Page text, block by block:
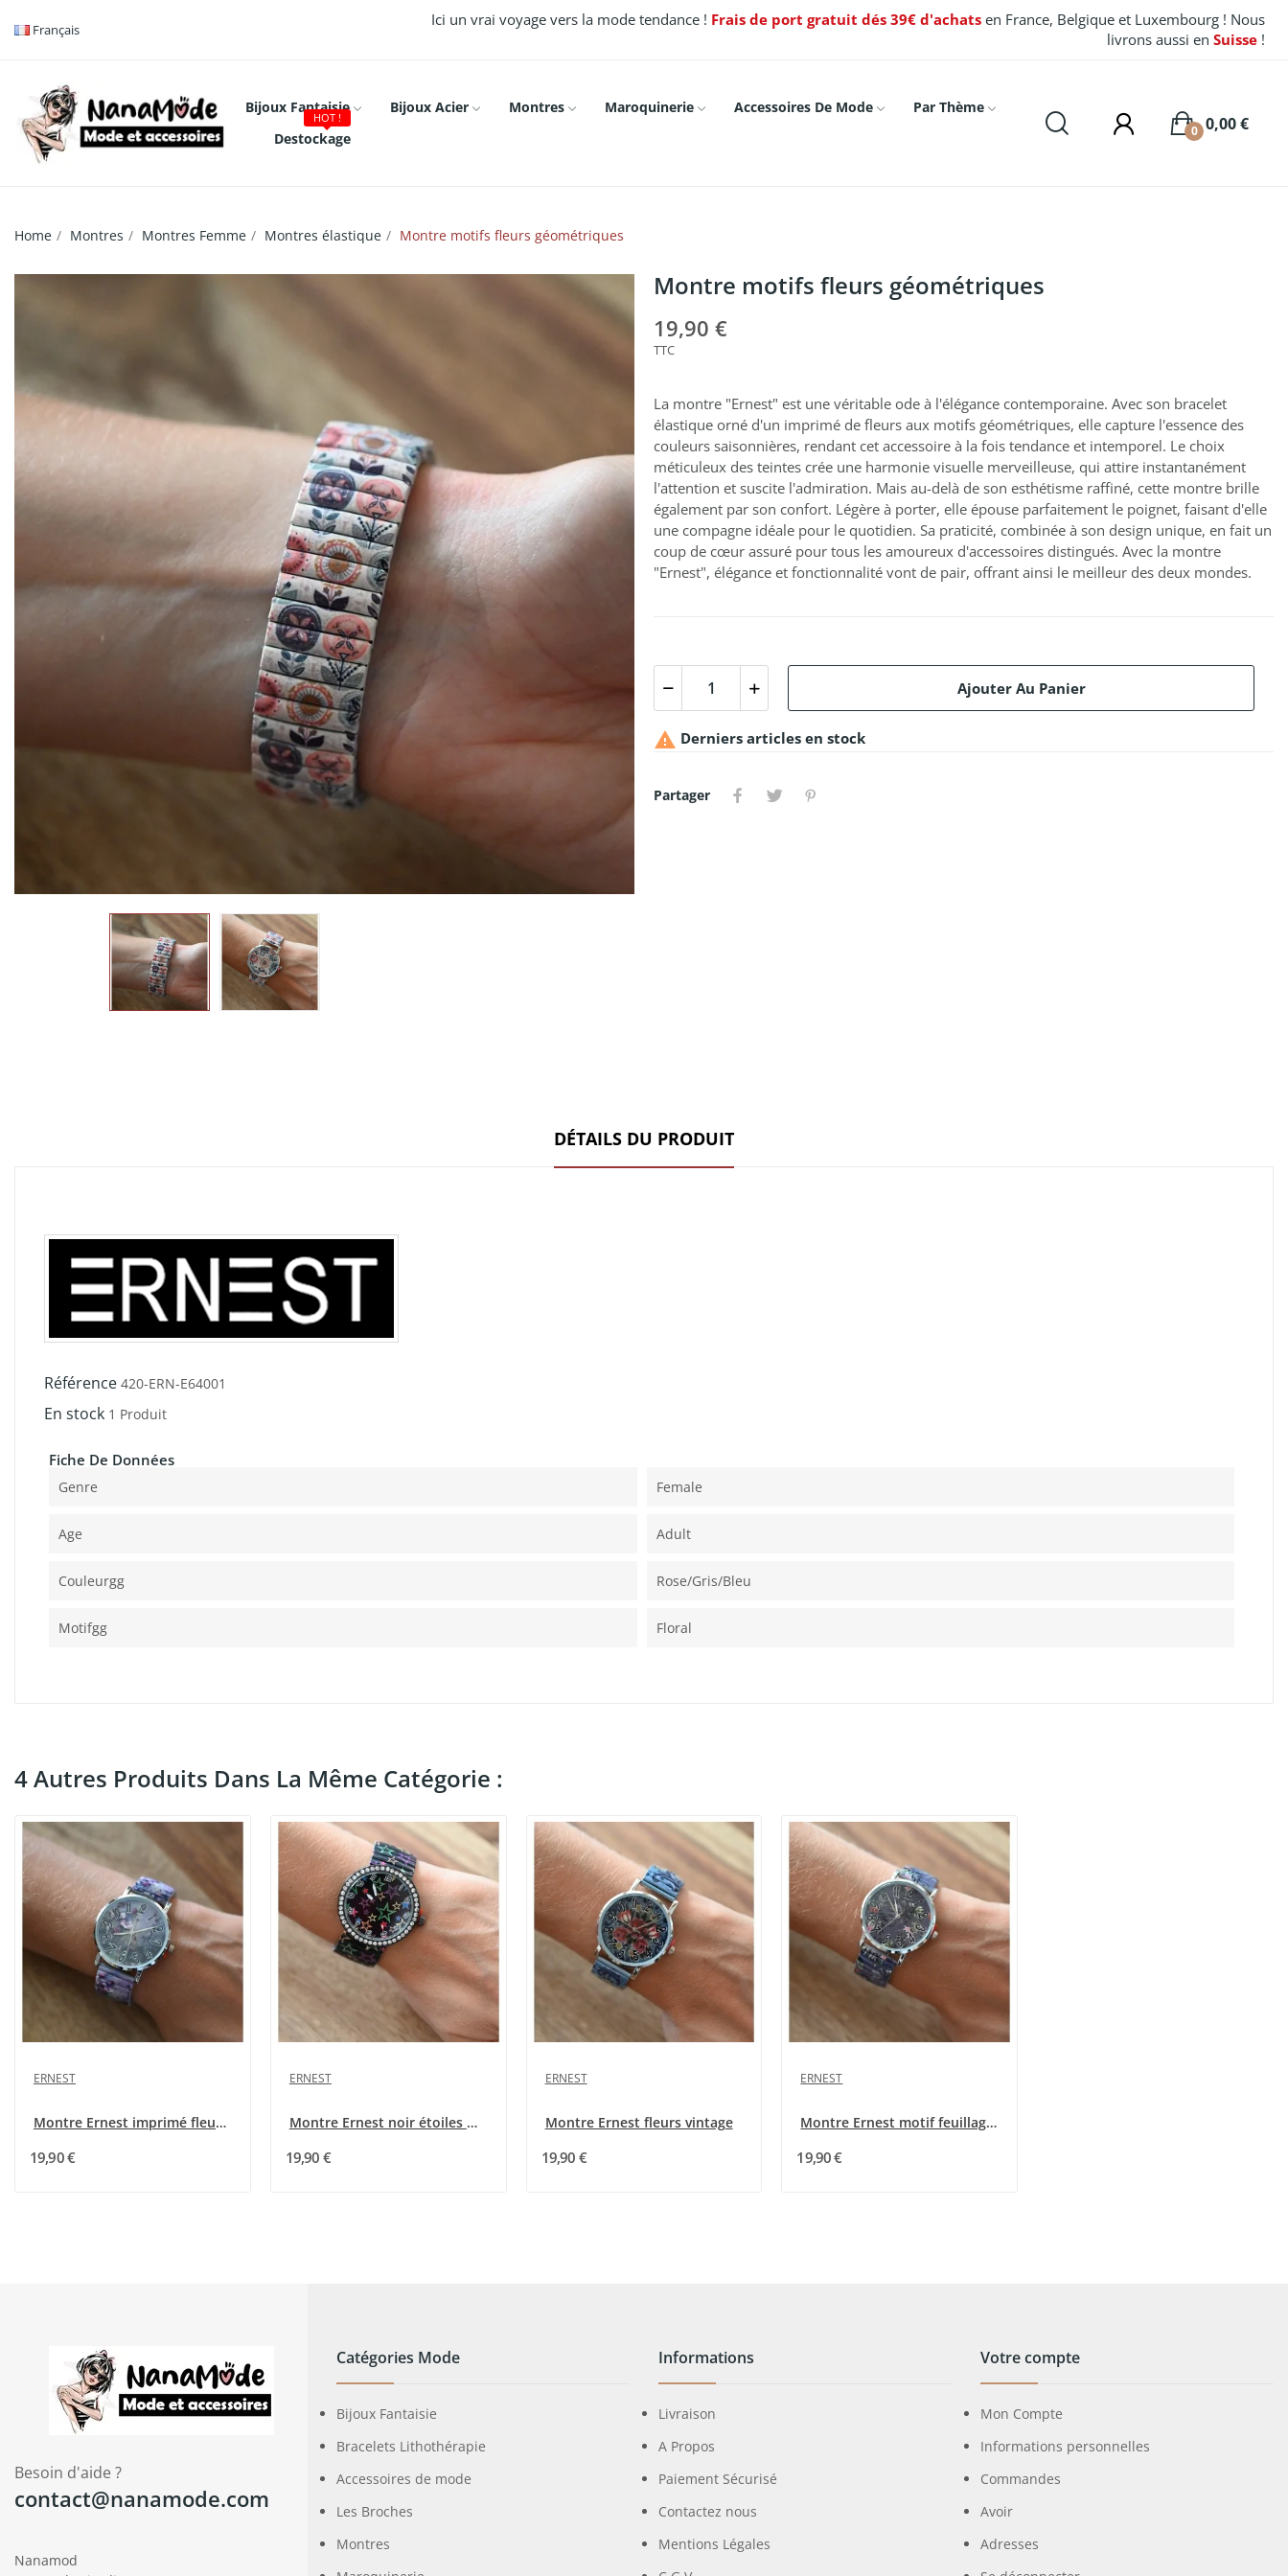
Français
Ici un vrai voyage vers la mode tendance ! Frais de port gratuit dés 39€ d'achats en France, Belgique et Luxembourg ! Nous
livrons aussi enSuisse !
Bijoux Fantaisie Bijoux Acier Montres Maroquinerie Accessoires De Mode
Par Thème
Destockage
HOT ! 0,00 €
0
Home Montres Montres Femme Montres élastique Montre motifs fleurs géométriques
Montre motifs fleurs géométriques
19,90 €
TTC
La montre "Ernest" est une véritable ode à l'élégance contemporaine. Avec son bracelet
élastique orné d'un imprimé de fleurs aux motifs géométriques, elle capture l'essence des
couleurs saisonnières, rendant cet accessoire à la fois tendance et intemporel. Le choix
méticuleux des teintes crée une harmonie visuelle merveilleuse, qui attire instantanément
l'attention et suscite l'admiration. Mais au-delà de son esthétisme raffiné, cette montre brille
également par son confort. Légère à porter, elle épouse parfaitement le poignet, faisant d'elle
une compagne idéale pour le quotidien. Sa praticité, combinée à son design unique, en fait un
coup de cœur assuré pour tous les amoureux d'accessoires distingués. Avec la montre
"Ernest", élégance et fonctionnalité vont de pair, offrant ainsi le meilleur des deux mondes.
Ajouter Au Panier
 Derniers articles en stock
Partager
DÉTAILS DU PRODUIT
Référence 420-ERN-E64001
En stock 1 Produit
Fiche De Données
Genre Female
Age Adult
Couleurgg Rose/gris/bleu
Motifgg Floral
4 Autres Produits Dans La Même Catégorie :
ERNEST
Montre Ernest imprimé fleurs des champs parme
19,90 €
ERNEST
Montre Ernest noir étoiles multicolores
19,90 €
ERNEST
Montre Ernest fleurs vintage
19,90 €
ERNEST
Montre Ernest motif feuillage tropical
19,90 €
Besoin d'aide ?
contact@nanamode.com
Nanamod
Catégories Mode
Bijoux Fantaisie
Bracelets Lithothérapie
Accessoires de mode
Les Broches
Montres
Informations
Livraison
A Propos
Paiement Sécurisé
Contactez nous
Mentions Légales
Votre compte
Mon Compte
Informations personnelles
Commandes
Avoir
Adresses